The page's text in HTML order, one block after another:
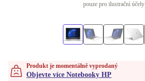
pouze pro ilustrační účely
Produkt je momentálně vyprodaný
Objevte více Notebooky HP